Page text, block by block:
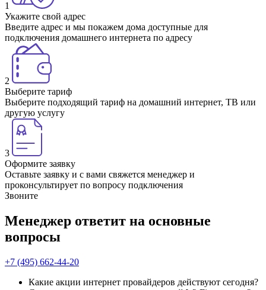
1
Укажите свой адрес
Введите адрес и мы покажем дома доступные для
подключения домашнего интернета по адресу
2
Выберите тариф
Выберите подходящий тариф на домашний интернет, ТВ или
другую услугу
3
Оформите заявку
Оставьте заявку и с вами свяжется менеджер и
проконсультирует по вопросу подключения
Звоните
Менеджер ответит на основные
вопросы
+7 (495) 662-44-20
Какие акции интернет провайдеров действуют сегодня?